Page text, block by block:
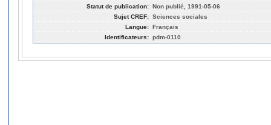
Statut de publication: Non publié, 1991-05-06
Sujet CREF: Sciences sociales
Langue: Français
Identificateurs: pdm-0110